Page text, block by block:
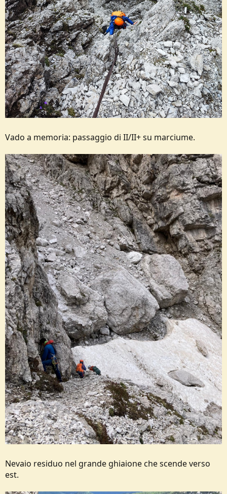
Vado a memoria: passaggio di II/II+ su marciume.
Nevaio residuo nel grande ghiaione che scende verso
est.